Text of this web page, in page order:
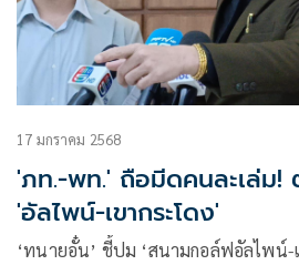
17 มกราคม 2568
'ภท.-พท.' ถือมีดคนละเล่ม!
'อัลไพน์-เขากระโดง'
‘ทนายอั๋น’ ชี้ปม ‘สนามกอล์ฟอัลไพน์-